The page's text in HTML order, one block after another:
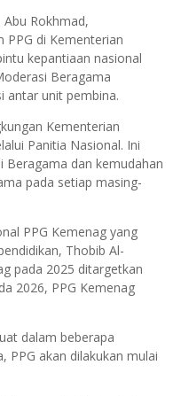
Rokhmad,
PPG di Kementerian
kepantiaan nasional
Beragama
antar unit pembina.
Kementerian
Panitia Nasional. Ini
dan kemudahan
pada setiap masing-
PPG Kemenag yang
Thobib Al-
pada 2025 ditargetkan
2026, PPG Kemenag
dalam beberapa
PPG akan dilakukan mulai